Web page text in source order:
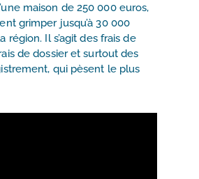
maison de 250 000 euros,
grimper jusqu’à 30 000
région. Il s’agit des frais de
de dossier et surtout des
qui pèsent le plus